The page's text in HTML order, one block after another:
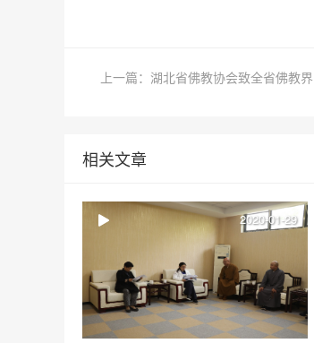
上一篇：湖北省佛教协会致全省佛教
相关文章
2020-01-29